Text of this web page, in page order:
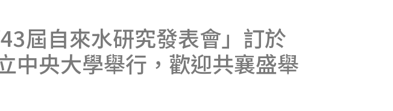
屆自來水研究發表會」訂於
中央大學舉行，歡迎共襄盛舉